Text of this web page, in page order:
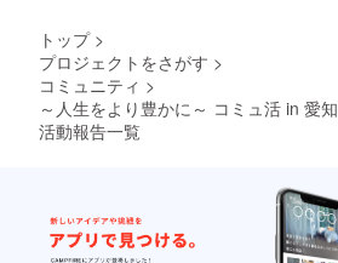
トップ >
プロジェクトをさがす >
コミュニティ >
～人生をより豊かに～ コミュ活 in 愛知
活動報告一覧